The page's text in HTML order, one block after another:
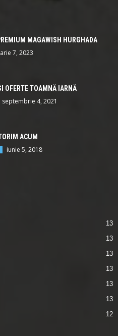
MAGAWISH HURGHADA
7, 2023
OFERTE TOAMNĂ IARNĂ
septembrie 4, 2021
ACUM
iunie 5, 2018
13
13
13
13
13
13
12